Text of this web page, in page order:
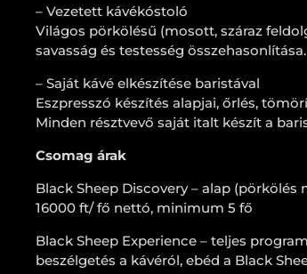
– Vezetett kávékóstoló
Világos pörkölésű (mosott, száraz
savasság és testesség összehasonlítása.
– Saját kávé elkészítése baristával
Eszpresszó készítés alapjai, őrlés,
Minden résztvevő saját italt készít a
Csomag árak
Black Sheep Discovery – alap
16000 ft/ fő nettó, minimum 5 fő
Black Sheep Experience – teljes
beszélgetés a kávéról, ebéd a Black